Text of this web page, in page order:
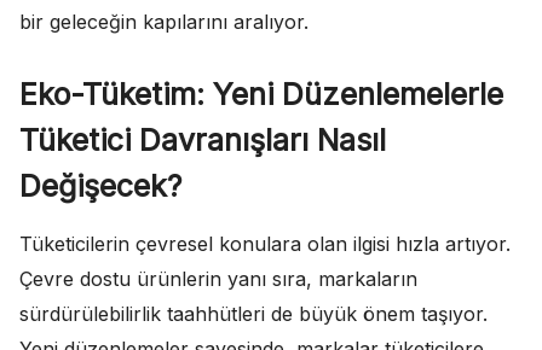
bir geleceğin kapılarını aralıyor.
Eko-Tüketim: Yeni Düzenlemelerle
Tüketici Davranışları Nasıl
Değişecek?
Tüketicilerin çevresel konulara olan ilgisi hızla artıyor.
Çevre dostu ürünlerin yanı sıra, markaların
sürdürülebilirlik taahhütleri de büyük önem taşıyor.